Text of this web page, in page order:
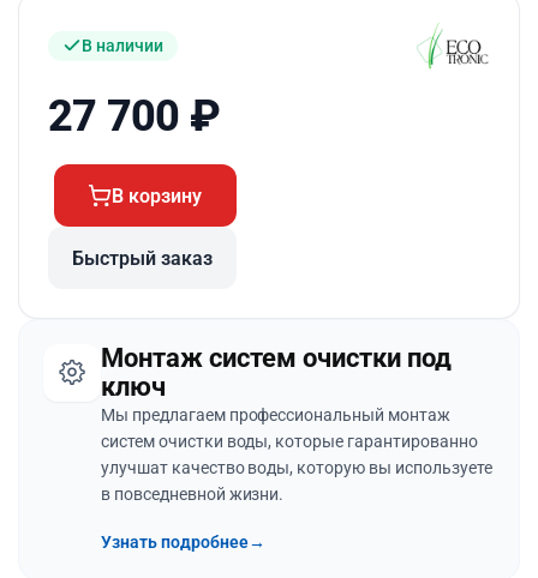
В наличии
27 700 ₽
В корзину
Быстрый заказ
Монтаж систем очистки под
ключ
Мы предлагаем профессиональный монтаж
систем очистки воды, которые гарантированно
улучшат качество воды, которую вы используете
в повседневной жизни.
Узнать подробнее→